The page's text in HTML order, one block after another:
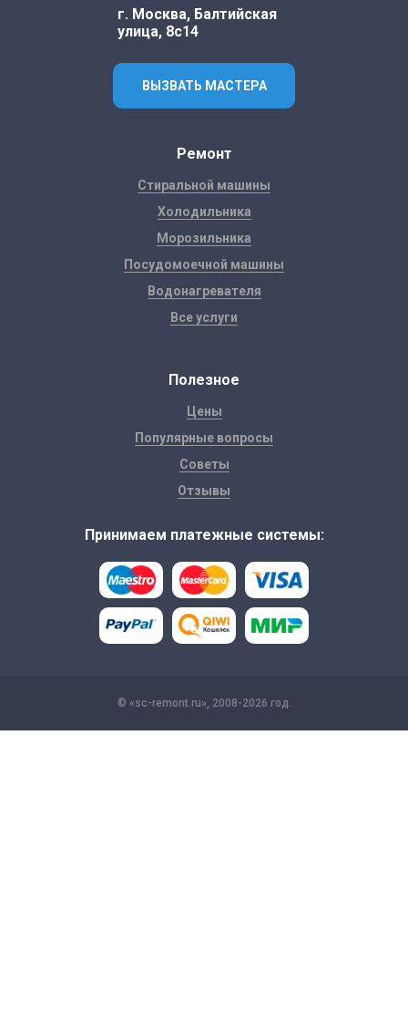
г. Москва, Балтийская
улица, 8с14
ВЫЗВАТЬ МАСТЕРА
Ремонт
Стиральной машины
Холодильника
Морозильника
Посудомоечной машины
Водонагревателя
Все услуги
Полезное
Цены
Популярные вопросы
Советы
Отзывы
Принимаем платежные системы:
© «sc-remont.ru», 2008-2026 год.